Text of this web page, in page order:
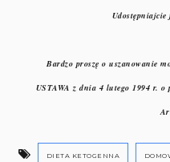
Bardzo proszę o uszanowanie
USTAWA z dnia 4 lutego 1994 r.
DIETA KETOGENNA